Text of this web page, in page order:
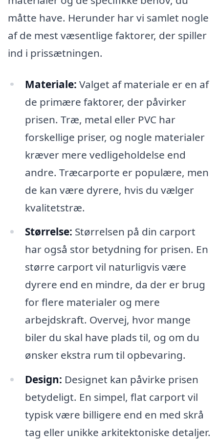
måtte have. Herunder har vi samlet nogle
af de mest væsentlige faktorer, der spiller
ind i prissætningen.
Materiale: Valget af materiale er en af
de primære faktorer, der påvirker
prisen. Træ, metal eller PVC har
forskellige priser, og nogle materialer
kræver mere vedligeholdelse end
andre. Træcarporte er populære, men
de kan være dyrere, hvis du vælger
kvalitetstræ.
Størrelse: Størrelsen på din carport
har også stor betydning for prisen. En
større carport vil naturligvis være
dyrere end en mindre, da der er brug
for flere materialer og mere
arbejdskraft. Overvej, hvor mange
biler du skal have plads til, og om du
ønsker ekstra rum til opbevaring.
Design: Designet kan påvirke prisen
betydeligt. En simpel, flat carport vil
typisk være billigere end en med skrå
tag eller unikke arkitektoniske detaljer.